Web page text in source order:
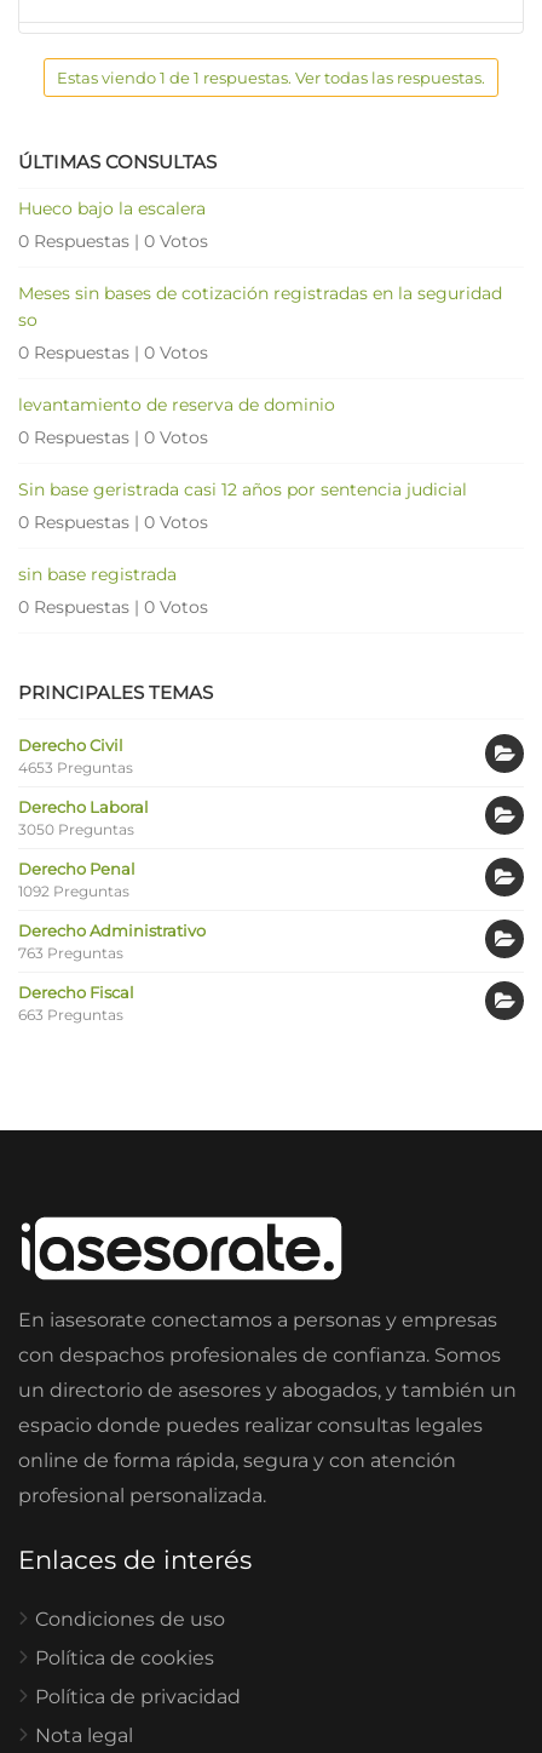
Estas viendo 1 de 1 respuestas. Ver todas las respuestas.
ÚLTIMAS CONSULTAS
Hueco bajo la escalera
0 Respuestas | 0 Votos
Meses sin bases de cotización registradas en la seguridad
so
0 Respuestas | 0 Votos
levantamiento de reserva de dominio
0 Respuestas | 0 Votos
Sin base geristrada casi 12 años por sentencia judicial
0 Respuestas | 0 Votos
sin base registrada
0 Respuestas | 0 Votos
PRINCIPALES TEMAS
Derecho Civil
4653 Preguntas
Derecho Laboral
3050 Preguntas
Derecho Penal
1092 Preguntas
Derecho Administrativo
763 Preguntas
Derecho Fiscal
663 Preguntas
En iasesorate conectamos a personas y empresas
con despachos profesionales de confianza. Somos
un directorio de asesores y abogados, y también un
espacio donde puedes realizar consultas legales
online de forma rápida, segura y con atención
profesional personalizada.
Enlaces de interés
Condiciones de uso
Política de cookies
Política de privacidad
Nota legal